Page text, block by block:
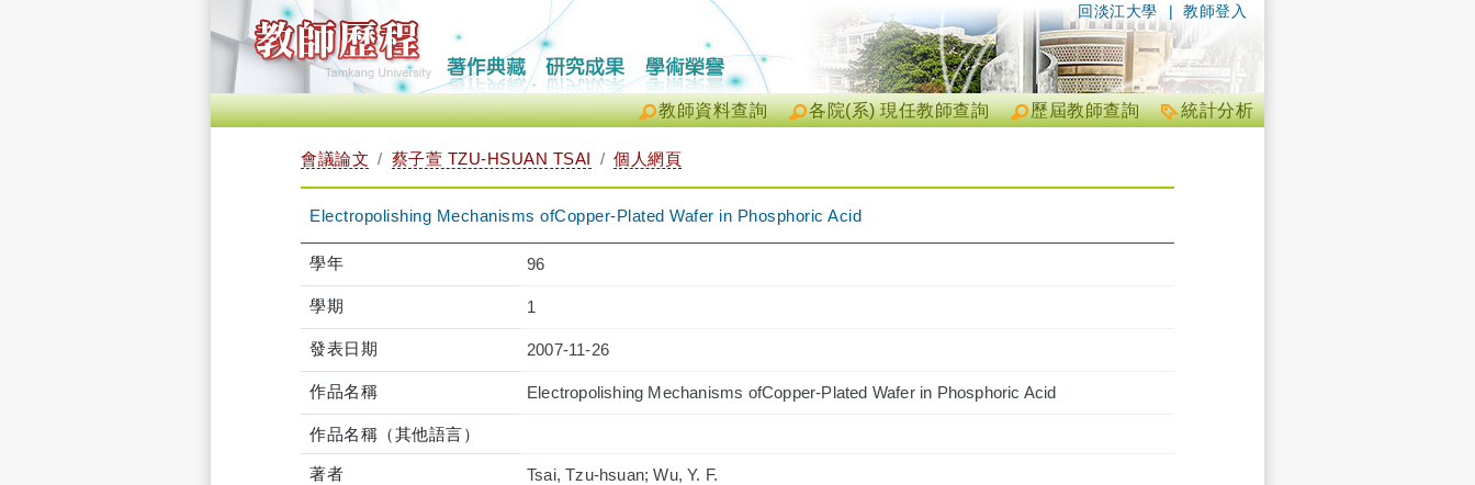
| 教師登入
回淡江大學
統計分析
歷屆教師查詢
各院(系) 現任教師查詢
教師資料查詢
會議論文 蔡子萱 TZU-HSUAN TSAI 個人網頁
Electropolishing Mechanisms ofCopper-Plated Wafer in Phosphoric Acid
學年 96
學期 1
發表日期 2007-11-26
作品名稱 Electropolishing Mechanisms ofCopper-Plated Wafer in Phosphoric Acid
作品名稱（其他語言）
著者 Tsai, Tzu-hsuan; Wu, Y. F.